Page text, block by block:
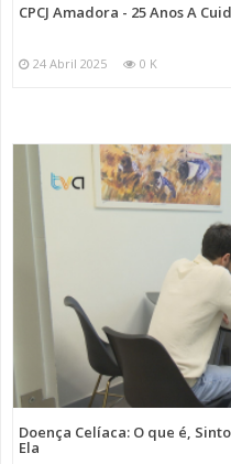
CPCJ Amadora - 25 Anos A
24 Abril 2025 0 K
Doença Celíaca: O que é,
Ela